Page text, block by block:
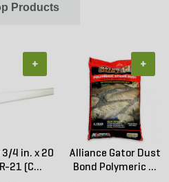
Products
3/4 in. x 20
21 (C...
+
Alliance Gator Dust
Bond Polymeric ...
+